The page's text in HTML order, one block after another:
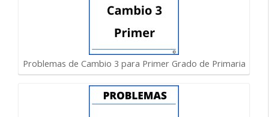
Problemas de Cambio 3 para Primer Grado de Primaria